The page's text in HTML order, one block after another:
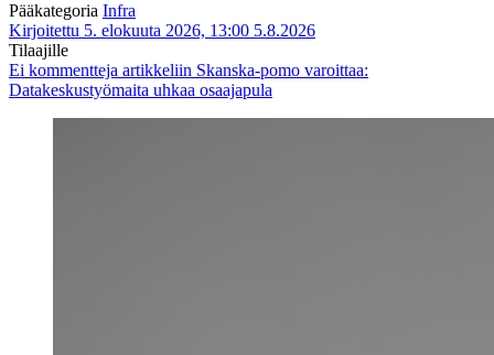
Pääkategoria Infra
Kirjoitettu 5. elokuuta 2026, 13:00 5.8.2026
Tilaajille
Ei kommentteja artikkeliin Skanska-pomo varoittaa:
Datakeskustyömaita uhkaa osaajapula